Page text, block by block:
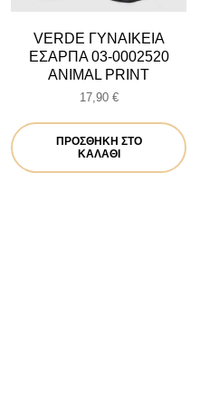
VERDE ΓΥΝΑΙΚΕΙΑ
ΕΣΑΡΠΑ 03-0002520
ANIMAL PRINT
17,90 €
ΠΡΟΣΘΉΚΗ ΣΤΟ
ΚΑΛΆΘΙ